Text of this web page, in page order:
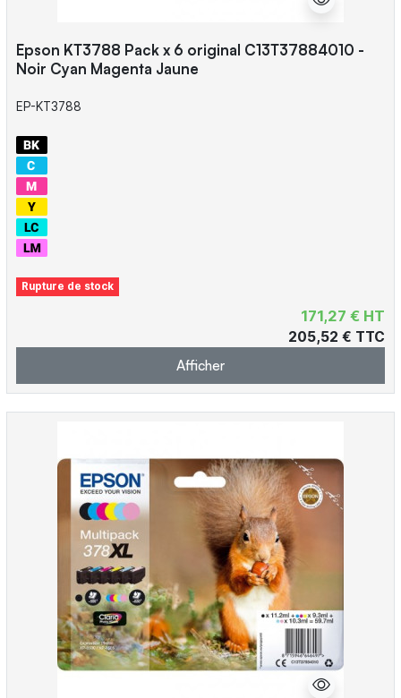
Epson KT3788 Pack x 6 original C13T37884010 -
Noir Cyan Magenta Jaune
EP-KT3788
Rupture de stock
171,27 € HT
205,52 € TTC
Afficher